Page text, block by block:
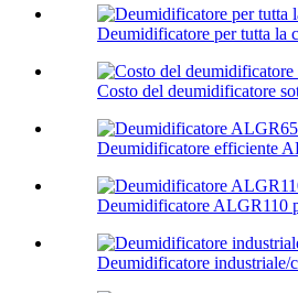
Deumidificatore per tutta la
Costo del deumidificatore
Deumidificatore efficiente
Deumidificatore ALGR110
Deumidificatore